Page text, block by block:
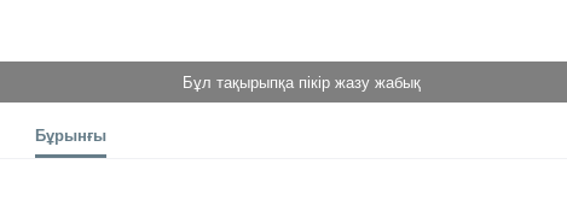
Бұл тақырыпқа пікір жазу жабық
Бұрынғы